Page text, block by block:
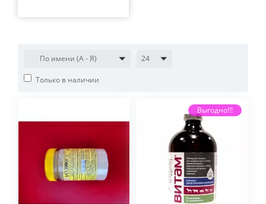
По имени (A - Я) 24
Только в наличии
Выгодно!!!